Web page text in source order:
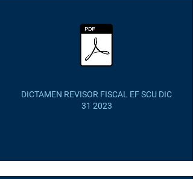
DICTAMEN REVISOR FISCAL EF SCU DIC
31 2023